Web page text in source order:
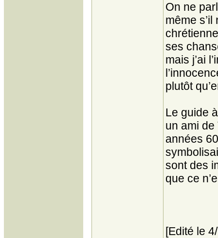
On ne
même
ses
mais j’ai
plutôt
Le guide
un ami de
années
sont des
que ce
[Edité le